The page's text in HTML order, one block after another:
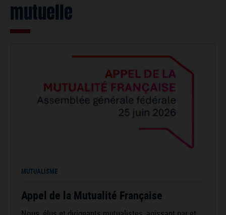
mutuelle
MUTUALISME
Appel de la Mutualité Française